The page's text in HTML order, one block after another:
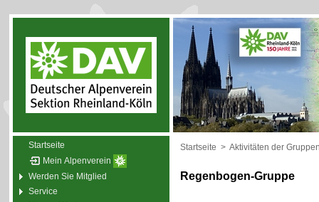
Startseite
Mein Alpenverein
Werden Sie Mitglied
Service
Startseite > Aktivitäten der
Regenbogen-Gruppe